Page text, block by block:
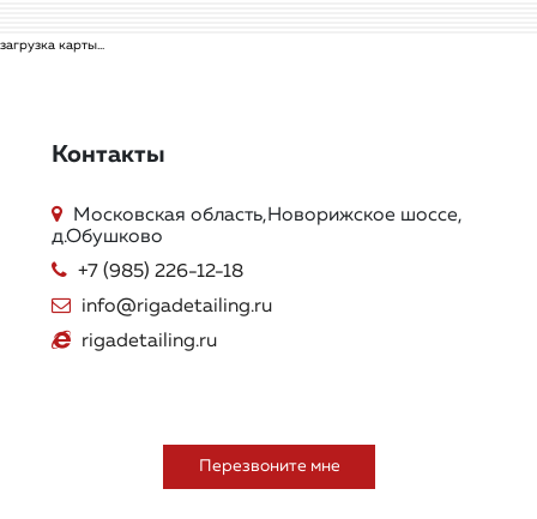
загрузка карты...
Контакты
Московская область,Новорижское шоссе,
д.Обушково
+7 (985) 226-12-18
info@rigadetailing.ru
rigadetailing.ru
Перезвоните мне